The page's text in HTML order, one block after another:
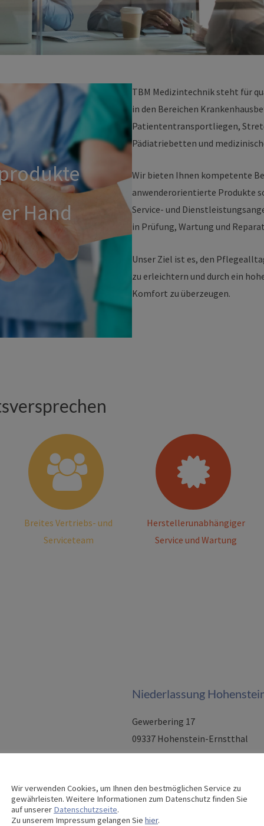
Hand
TBM Medizintechnik steht für
in den Bereichen
Patiententransportliegen,
Pädiatriebetten und
Wir bieten Ihnen kompetente
anwenderorientierte Produkte
Service- und
in Prüfung, Wartung und
Unser Ziel ist es, den
zu erleichtern und durch ein
Komfort zu überzeugen.
Breites Vertriebs- und
Serviceteam
Herstellerunabhängiger
Service und Wartung
Niederlassung
Gewerbering 17
09337 Hohenstein-Ernstthal
Wir verwenden Cookies, um Ihnen den bestmöglichen Service zu
gewährleisten. Weitere Informationen zum Datenschutz finden Sie
auf unserer Datenschutzseite.
Zu unserem Impressum gelangen Sie hier.